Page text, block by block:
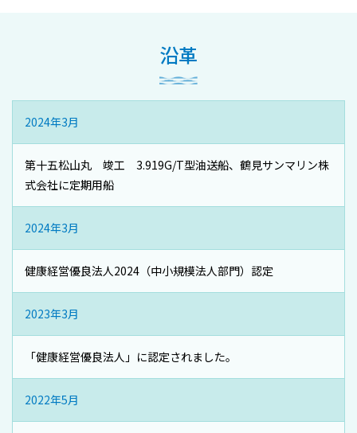
沿革
2024年3月
第十五松山丸 竣工 3.919G/T型油送船、鶴見サンマリン株
式会社に定期用船
2024年3月
健康経営優良法人2024（中小規模法人部門）認定
2023年3月
「健康経営優良法人」に認定されました。
2022年5月